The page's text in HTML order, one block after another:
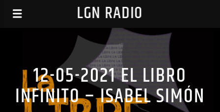
LGN RADIO
12-05-2021 EL LIBRO
INFINITO – ISABEL SIMÓN